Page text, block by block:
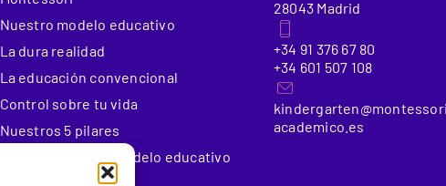
Nuestro modelo educativo
La dura realidad
La educación convencional
Control sobre tu vida
Nuestros 5 pilares
Éxito de nuestro modelo educativo
28043 Madrid
+34 91 376 67 80
+34 601 507 108
academico.es